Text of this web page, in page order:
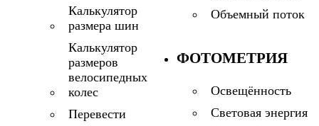
Калькулятор
размера шин
Калькулятор
размеров
велосипедных
колес
Перевести
Объемный поток
ФОТОМЕТРИЯ
Освещённость
Световая энергия